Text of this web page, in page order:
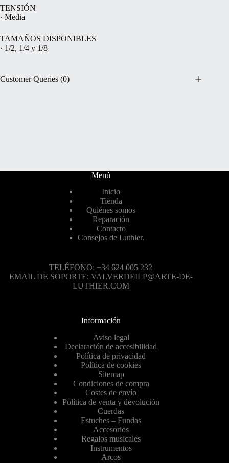
TENSIÓN
· Media
TAMAÑOS DISPONIBLES
· 1/2, 1/4 y 1/8
Customer Queries (0)
Menú
Inicio
Tienda
Quiénes somos
Reparación
Contacto
Consejos de Luthier.
TELÉFONO: +34 624 005 232
EMAIL DE SOPORTE: VALVERDEILP@ARTE-DE-
LUTHIER.COM
Información
Aviso legal
Declaración de accesibilidad
Política de privacidad
Política de cookies
Sitemap
Condiciones de compra
Costes de envío
Política de venta y devolución
Cuerdas
Estuches – Fundas
Accesorios
Regalos musicales
Instrumentos
Arcos